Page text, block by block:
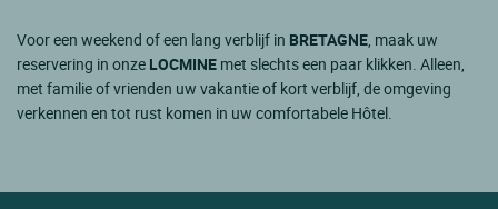
Voor een weekend of een lang verblijf in BRETAGNE, maak uw
reservering in onze LOCMINE met slechts een paar klikken. Alleen,
met familie of vrienden uw vakantie of kort verblijf, de omgeving
verkennen en tot rust komen in uw comfortabele Hôtel.